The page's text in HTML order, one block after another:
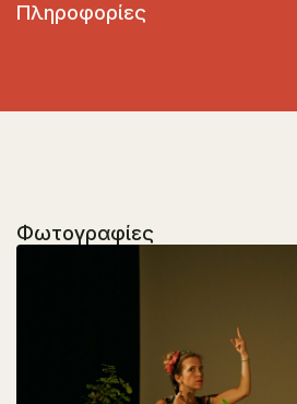
Πληροφορίες
Φωτογραφίες